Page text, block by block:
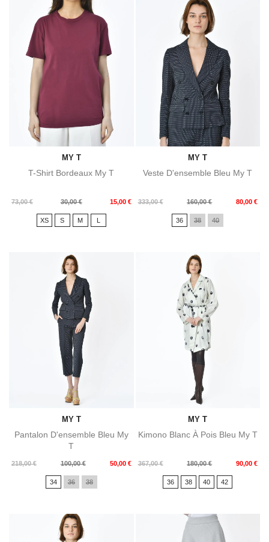
MY T
T-Shirt Bordeaux My T
73,00 €
Prix
30,00 € 15,00 €
Prix
XS S M L
MY T
Veste D'ensemble Bleu My T
333,00 €
Prix
160,00 € 80,00 €
Prix
36 38 40
MY T
Pantalon D'ensemble Bleu My
T
218,00 €
Prix
100,00 € 50,00 €
Prix
34 36 38
MY T
Kimono Blanc À Pois Bleu My T
367,00 €
Prix
180,00 € 90,00 €
Prix
36 38 40 42